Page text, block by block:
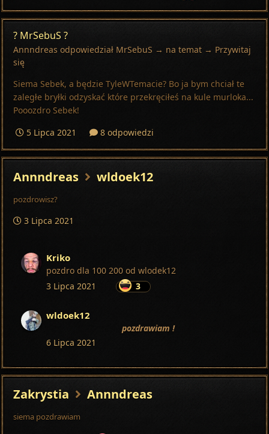
? MrSebuS ?
Annndreas odpowiedział MrSebuS → na temat → Przywitaj
się
Siema Sebek, a będzie TyleWTemacie? Bo ja bym chciał te
zaległe bryłki odzyskać które przekręciłeś na kule murloka...
Pooozdro Sebek!
5 Lipca 2021
8 odpowiedzi
Annndreas wldoek12
pozdrowisz?
3 Lipca 2021
Kriko
pozdro dla 100 200 od wlodek12
3 Lipca 2021
3
wldoek12
pozdrawiam !
6 Lipca 2021
Zakrystia Annndreas
siema pozdrawiam